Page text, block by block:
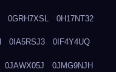
0GRH7XSL 0H17NT32
0IA5RSJ3 0IF4Y4UQ
0JAWX05J 0JMG9NJH